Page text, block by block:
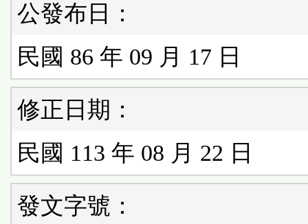
公發布日：
民國 86 年 09 月 17 日
修正日期：
民國 113 年 08 月 22 日
發文字號：